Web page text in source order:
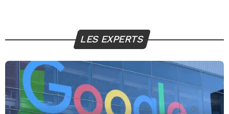
LES EXPERTS
07/08/26